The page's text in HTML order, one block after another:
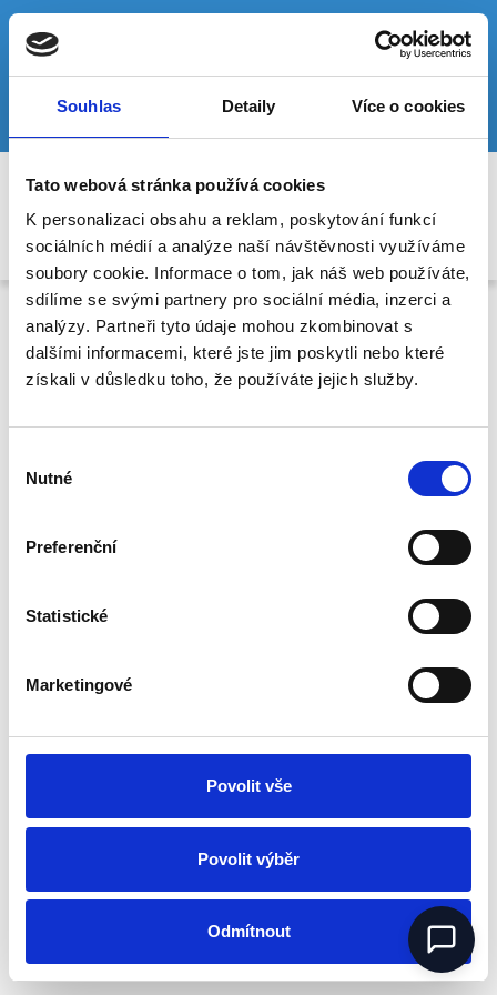
Souhlas Detaily Více o cookies
Tato webová stránka používá cookies
K personalizaci obsahu a reklam, poskytování funkcí
sociálních médií a analýze naší návštěvnosti využíváme
soubory cookie. Informace o tom, jak náš web používáte,
sdílíme se svými partnery pro sociální média, inzerci a
analýzy. Partneři tyto údaje mohou zkombinovat s
dalšími informacemi, které jste jim poskytli nebo které
získali v důsledku toho, že používáte jejich služby.
souhlasu
Nutné
Preferenční
Statistické
Marketingové
Povolit vše
Povolit výběr
Odmítnout
Formuláře společnosti
zpracováním osobních údajů
Uplatnění práva na opravu
Uplatnění práva na omezení zpracování osobních
Žádost o přenesení osobních údajů
Vznesení námitky
Městská nemocnice Duchcov, Nemocniční 264, Duchcov
419 01